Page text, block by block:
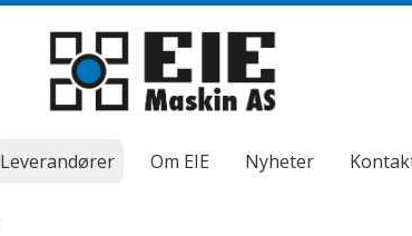
Leverandører Om EIE Nyheter